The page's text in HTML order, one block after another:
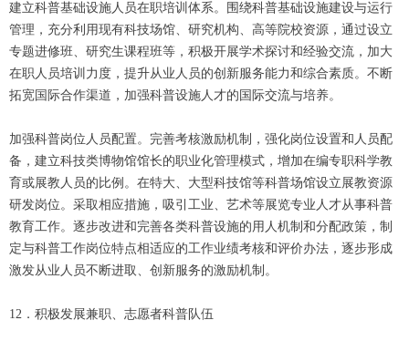
建立科普基础设施人员在职培训体系。围绕科普基础设施建设与运行
管理，充分利用现有科技场馆、研究机构、高等院校资源，通过设立
专题进修班、研究生课程班等，积极开展学术探讨和经验交流，加大
在职人员培训力度，提升从业人员的创新服务能力和综合素质。不断
拓宽国际合作渠道，加强科普设施人才的国际交流与培养。
加强科普岗位人员配置。完善考核激励机制，强化岗位设置和人员配
备，建立科技类博物馆馆长的职业化管理模式，增加在编专职科学教
育或展教人员的比例。在特大、大型科技馆等科普场馆设立展教资源
研发岗位。采取相应措施，吸引工业、艺术等展览专业人才从事科普
教育工作。逐步改进和完善各类科普设施的用人机制和分配政策，制
定与科普工作岗位特点相适应的工作业绩考核和评价办法，逐步形成
激发从业人员不断进取、创新服务的激励机制。
12．积极发展兼职、志愿者科普队伍